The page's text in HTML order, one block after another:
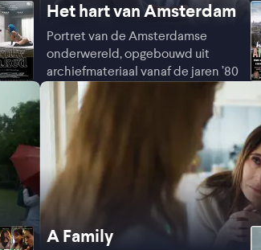
Het hart van Amsterdam
Portret van de Amsterdamse
onderwereld, opgebouwd uit
archiefmateriaal vanaf de jaren ’80
A Family